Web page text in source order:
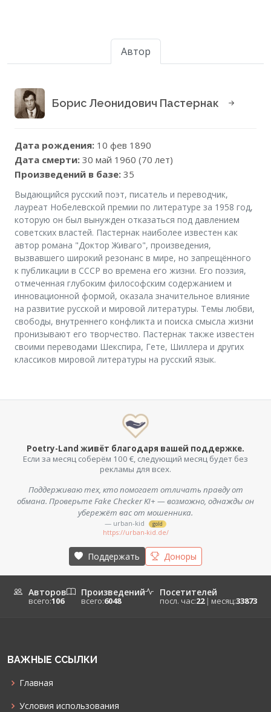
Автор
Борис Леонидович Пастернак
Дата рождения: 10 фев 1890
Дата смерти: 30 май 1960 (70 лет)
Произведений в базе: 35
Выдающийся русский поэт, писатель и переводчик,
лауреат Нобелевской премии по литературе за 1958 год,
которую он был вынужден отказаться под давлением
советских властей. Пастернак наиболее известен как
автор романа "Доктор Живаго", произведения,
вызвавшего широкий резонанс в мире, но запрещённого
к публикации в СССР во времена его жизни. Его поэзия,
отмеченная глубоким философским содержанием и
инновационной формой, оказала значительное влияние
на развитие русской и мировой литературы. Темы любви,
свободы, внутреннего конфликта и поиска смысла жизни
пронизывают его творчество. Пастернак также известен
своими переводами Шекспира, Гете, Шиллера и других
классиков мировой литературы на русский язык.
Poetry-Land живёт благодаря вашей поддержке.
Если за месяц соберём 100 €, следующий месяц будет без
рекламы для всех.
Поддерживаю тех, кто помогает отличать правду от
обмана. Проверьте Fake Checker KI+ — возможно, однажды он
убережёт вас от мошенника.
— urban-kid gold
https://urban-kid.de/
Поддержать Доноры
Авторов
всего:106
Произведений
всего:6048
Посетителей
посл. час:22 | месяц:33873
ВАЖНЫЕ ССЫЛКИ
Главная
Условия использования